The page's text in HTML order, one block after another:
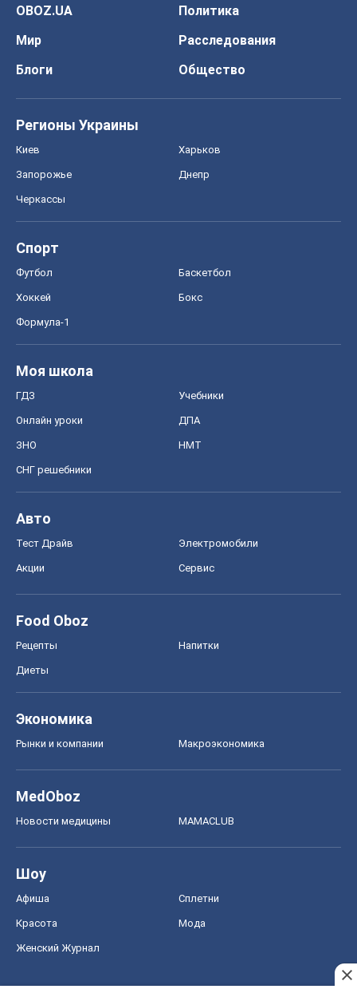
OBOZ.UA
Политика
Мир
Расследования
Блоги
Общество
Регионы Украины
Киев Харьков
Запорожье Днепр
Черкассы
Спорт
Футбол Баскетбол
Хоккей Бокс
Формула-1
Моя школа
ГДЗ Учебники
Онлайн уроки ДПА
ЗНО НМТ
СНГ решебники
Авто
Тест Драйв Электромобили
Акции Сервис
Food Oboz
Рецепты Напитки
Диеты
Экономика
Рынки и компании Mакроэкономика
MedOboz
Новости медицины MAMACLUB
Шоу
Афиша Сплетни
Красота Мода
Женский Журнал